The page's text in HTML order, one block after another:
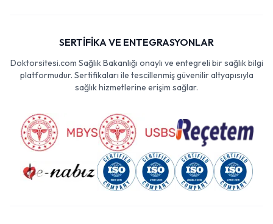
SERTİFİKA VE ENTEGRASYONLAR
Doktorsitesi.com Sağlık Bakanlığı onaylı ve entegreli bir sağlık bilgi
platformudur. Sertifikaları ile tescillenmiş güvenilir altyapısıyla
sağlık hizmetlerine erişim sağlar.